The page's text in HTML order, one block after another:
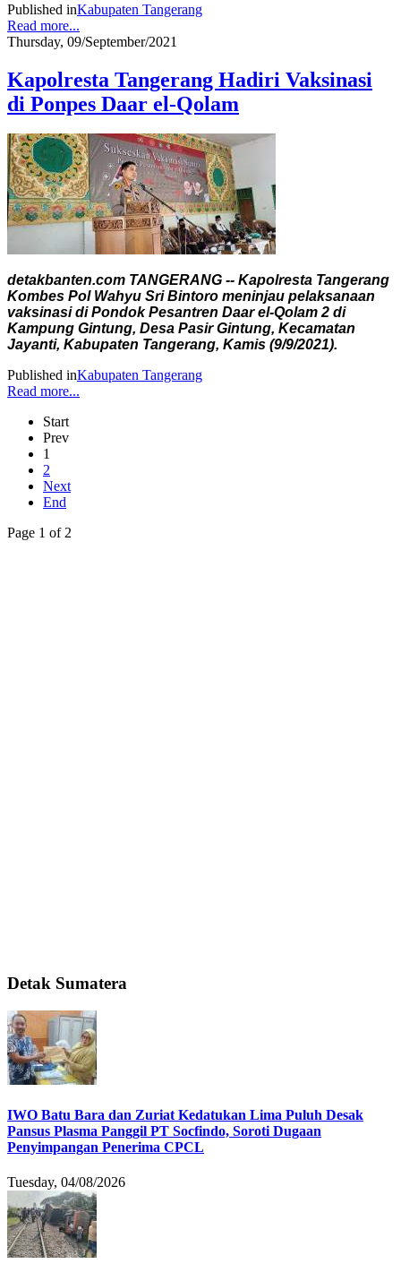
Published inKabupaten Tangerang
Read more...
Thursday, 09/September/2021
Kapolresta Tangerang Hadiri Vaksinasi
di Ponpes Daar el-Qolam
detakbanten.com TANGERANG -- Kapolresta Tangerang
Kombes Pol Wahyu Sri Bintoro meninjau pelaksanaan
vaksinasi di Pondok Pesantren Daar el-Qolam 2 di
Kampung Gintung, Desa Pasir Gintung, Kecamatan
Jayanti, Kabupaten Tangerang, Kamis (9/9/2021).
Published inKabupaten Tangerang
Read more...
Start
Prev
1
2
Next
End
Page 1 of 2
Detak Sumatera
IWO Batu Bara dan Zuriat Kedatukan Lima Puluh Desak
Pansus Plasma Panggil PT Socfindo, Soroti Dugaan
Penyimpangan Penerima CPCL
Tuesday, 04/08/2026